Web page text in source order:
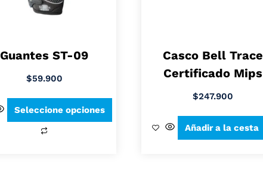
Guantes ST-09
$59.900
Seleccione opciones
Casco Bell Trace
Certificado Mips
$247.900
Añadir a la cesta